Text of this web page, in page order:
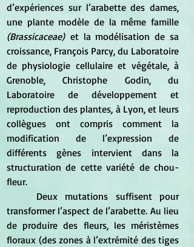
d’expériences sur l’arabette des dames,
(Brassicaceae) et la modélisation de sa
croissance, François Parcy, du Laboratoire
de physiologie cellulaire et végétale, à
Grenoble, Christophe Godin, du
Laboratoire de développement et
reproduction des plantes, à Lyon, et leurs
collègues ont compris comment la
modification de l’expression de
différents gènes intervient dans la
structuration de cette variété de chou-
fleur.
transformer l’aspect de l’arabette. Au lieu
de produire des fleurs, les méristèmes
floraux (des zones à l’extrémité des tiges